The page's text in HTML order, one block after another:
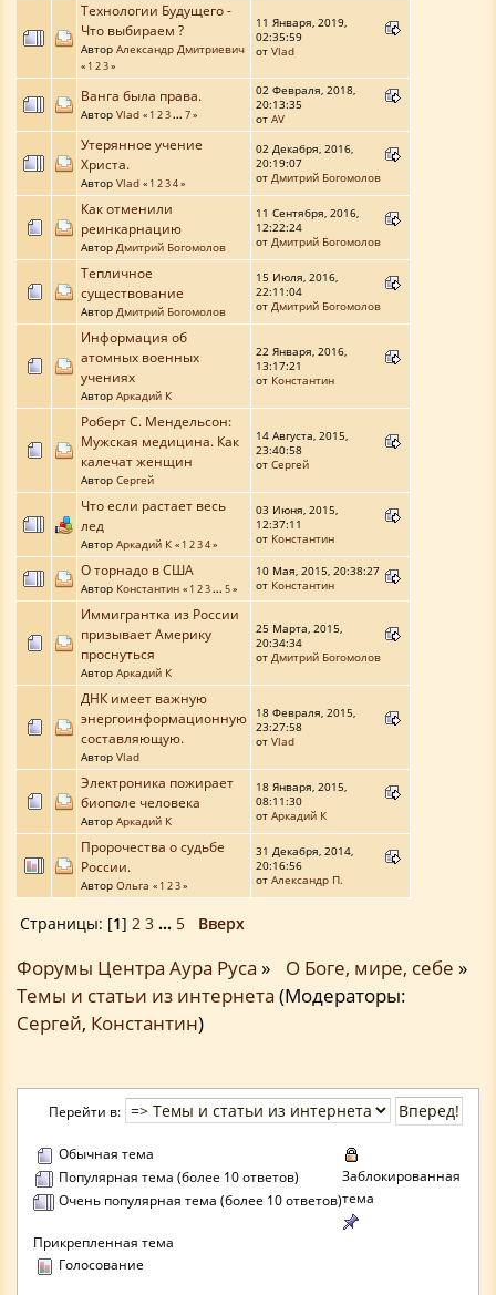
Технологии Будущего -
Что выбираем ?
Автор Александр Дмитриевич
« 1 23»
11 Января, 2019,
02:35:59
от Vlad
Ванга была права.
Автор Vlad « 1 23... 7»
02 Февраля, 2018,
20:13:35
от AV
Утерянное учение
Христа.
Автор Vlad « 1 234»
02 Декабря, 2016,
20:19:07
от Дмитрий Богомолов
Как отменили
реинкарнацию
Автор Дмитрий Богомолов
11 Сентября, 2016,
12:22:24
от Дмитрий Богомолов
Тепличное
существование
Автор Дмитрий Богомолов
15 Июля, 2016,
22:11:04
от Дмитрий Богомолов
Информация об
атомных военных
учениях
Автор Аркадий К
22 Января, 2016,
13:17:21
от Константин
Роберт С. Мендельсон:
Мужская медицина. Как
калечат женщин
Автор Сергей
14 Августа, 2015,
23:40:58
от Сергей
Что если растает весь
лед
Автор Аркадий К « 1 234»
03 Июня, 2015,
12:37:11
от Константин
О торнадо в США
Автор Константин « 1 23... 5»
10 Мая, 2015, 20:38:27
от Константин
Иммигрантка из России
призывает Америку
проснуться
Автор Аркадий К
25 Марта, 2015,
20:34:34
от Дмитрий Богомолов
ДНК имеет важную
энергоинформационную
составляющую.
Автор Vlad
18 Февраля, 2015,
23:27:58
от Vlad
Электроника пожирает
биополе человека
Автор Аркадий К
18 Января, 2015,
08:11:30
от Аркадий К
Пророчества о судьбе
России.
Автор Ольга « 1 23»
31 Декабря, 2014,
20:16:56
от Александр П.
Страницы: [1] 2 3 ... 5 Вверх
Форумы Центра Аура Руса » О Боге, мире, себе »
Темы и статьи из интернета (Модераторы:
Сергей, Константин)
Перейти в:
Обычная тема
Популярная тема (более 10 ответов)
Очень популярная тема (более 10 ответов)
Заблокированная
тема
Прикрепленная тема
Голосование